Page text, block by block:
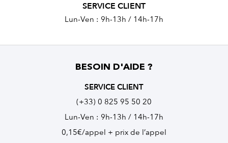
SERVICE CLIENT
Lun-Ven : 9h-13h / 14h-17h
BESOIN D'AIDE ?
SERVICE CLIENT
(+33) 0 825 95 50 20
Lun-Ven : 9h-13h / 14h-17h
0,15€/appel + prix de l’appel